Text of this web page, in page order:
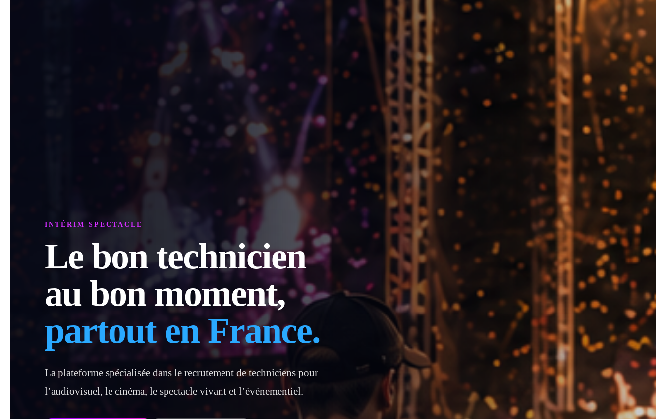
INTÉRIM SPECTACLE
Le bon technicien
au bon moment,
partout en France.
La plateforme spécialisée dans le recrutement de techniciens pour
l’audiovisuel, le cinéma, le spectacle vivant et l’événementiel.